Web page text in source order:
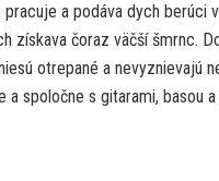
a podáva dych
získava čoraz väčší šmrnc.
otrepané a nevyznievajú
a spoločne s gitarami,